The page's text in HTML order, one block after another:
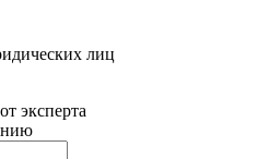
лиц
эксперта